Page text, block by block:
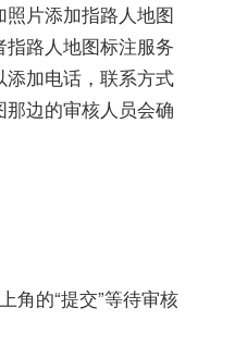
照片添加指路人地图
路人地图标注服务
加电话，联系方式
边的审核人员会确
角的“提交”等待审核